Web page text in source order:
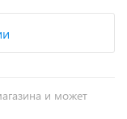
и может